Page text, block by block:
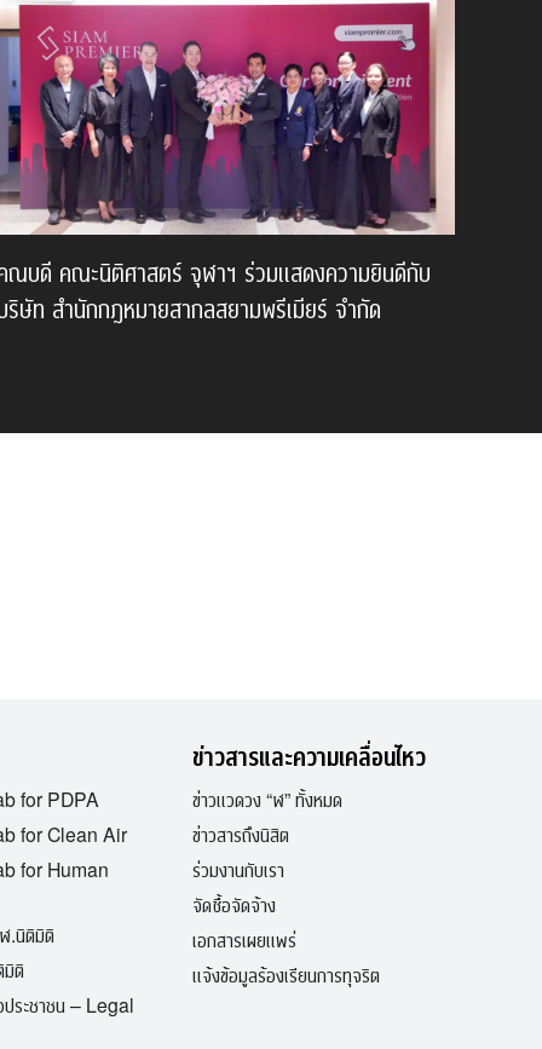
ณบดี คณะนิติศาสตร์ จุฬาฯ ร่วมแสดงความยินดีกับ
ริษัท สำนักกฎหมายสากลสยามพรีเมียร์ จำกัด
for PDPA
for Clean Air
for Human
.นิติมิติ
มิติ
ระชาชน – Legal
ข่าวสารและความเคลื่อนไหว
ข่าวแวดวง “ฬ” ทั้งหมด
ข่าวสารถึงนิสิต
ร่วมงานกับเรา
จัดซื้อจัดจ้าง
เอกสารเผยแพร่
แจ้งข้อมูลร้องเรียนการทุจริต